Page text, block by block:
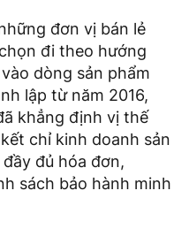
đơn vị bán lẻ
đi theo hướng
dòng sản phẩm
lập từ năm 2016,
khẳng định vị thế
chỉ kinh doanh sản
đủ hóa đơn,
sách bảo hành minh